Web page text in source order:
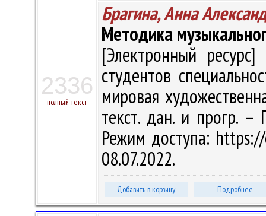
2336
полный текст
Брагина, Анна
Методика
[Электронный
студентов
мировая
текст. дан. и прогр.
Режим доступа:
08.07.2022.
Добавить в корзину Подробнее